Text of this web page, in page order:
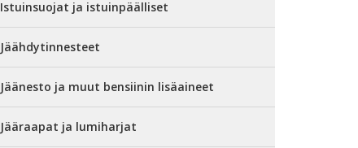
Istuinsuojat ja istuinpäälliset
Jäähdytinnesteet
Jäänesto ja muut bensiinin lisäaineet
Jääraapat ja lumiharjat